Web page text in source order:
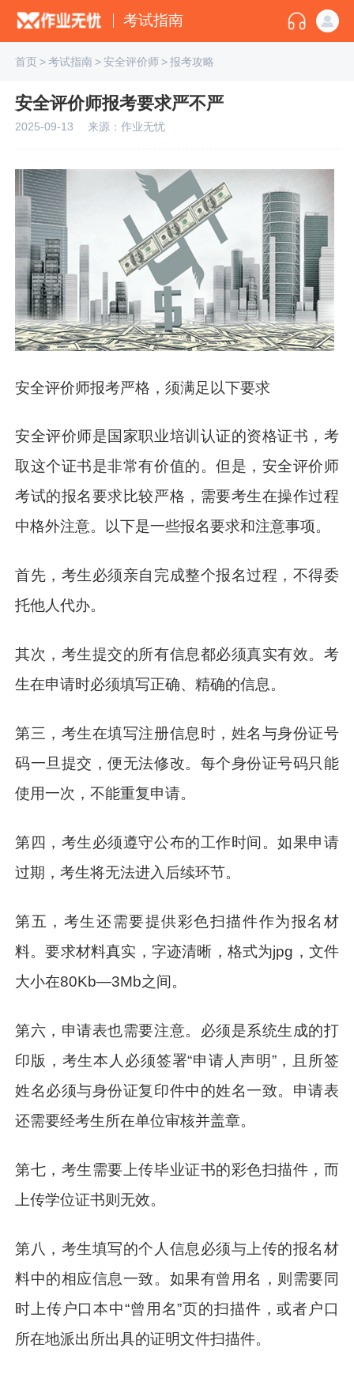
考试指南
首页>考试指南>安全评价师>报考攻略
安全评价师报考要求严不严
2025-09-13 来源：作业无忧
安全评价师报考严格，须满足以下要求
安全评价师是国家职业培训认证的资格证书，考
取这个证书是非常有价值的。但是，安全评价师
考试的报名要求比较严格，需要考生在操作过程
中格外注意。以下是一些报名要求和注意事项。
首先，考生必须亲自完成整个报名过程，不得委
托他人代办。
其次，考生提交的所有信息都必须真实有效。考
生在申请时必须填写正确、精确的信息。
第三，考生在填写注册信息时，姓名与身份证号
码一旦提交，便无法修改。每个身份证号码只能
使用一次，不能重复申请。
第四，考生必须遵守公布的工作时间。如果申请
过期，考生将无法进入后续环节。
第五，考生还需要提供彩色扫描件作为报名材
料。要求材料真实，字迹清晰，格式为jpg，文件
大小在80Kb—3Mb之间。
第六，申请表也需要注意。必须是系统生成的打
印版，考生本人必须签署“申请人声明”，且所签
姓名必须与身份证复印件中的姓名一致。申请表
还需要经考生所在单位审核并盖章。
第七，考生需要上传毕业证书的彩色扫描件，而
上传学位证书则无效。
第八，考生填写的个人信息必须与上传的报名材
料中的相应信息一致。如果有曾用名，则需要同
时上传户口本中“曾用名”页的扫描件，或者户口
所在地派出所出具的证明文件扫描件。